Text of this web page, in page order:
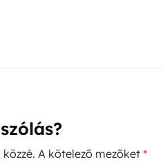
A kötelező mezőket *